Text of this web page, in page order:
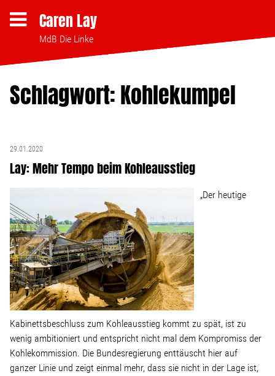
Caren Lay
MdB Die Linke
Themen
Clubsterben stoppen
Strukturwandel
Bodenpolitik
Linke Zukunftsdebatte
Sonstiges
Wahlkreis
Schlagwort: Kohlekumpel
29.01.2020
Lay: Mehr Tempo beim Kohleausstieg
„Der heutige
Kabinettsbeschluss zum Kohleausstieg kommt zu spät, ist zu
wenig ambitioniert und entspricht nicht mal dem Kompromiss der
Kohlekommission. Die Bundesregierung enttäuscht hier auf
ganzer Linie und zeigt einmal mehr, dass sie nicht in der Lage ist,